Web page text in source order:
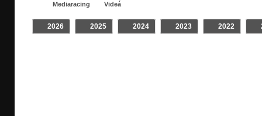
Mediaracing Videá
2026 2025 2024 2023 2022